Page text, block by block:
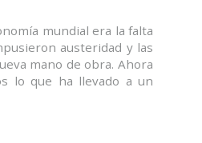
mundial era la falta
austeridad y las
mano de obra. Ahora
lo que ha llevado a un